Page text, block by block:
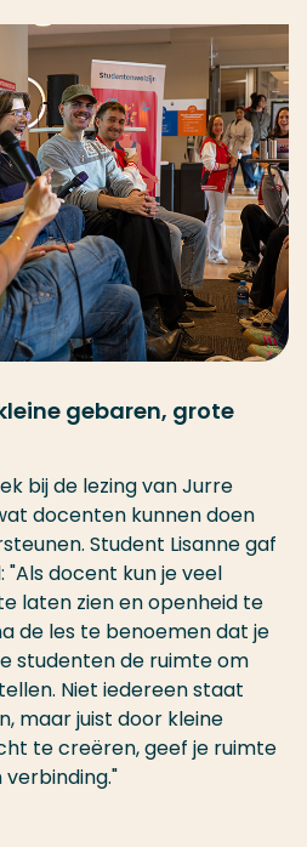
gebaren, grote
bij de lezing van Jurre
docenten kunnen doen
Student Lisanne gaf
docent kun je veel
laten zien en openheid te
de les te benoemen dat je
studenten de ruimte om
Niet iedereen staat
maar juist door kleine
te creëren, geef je ruimte